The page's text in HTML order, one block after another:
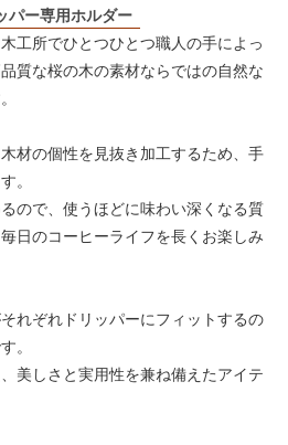
パー専用ホルダー
工所でひとつひとつ職人の手によっ
質な桜の木の素材ならではの自然な
材の個性を見抜き加工するため、手
。
ので、使うほどに味わい深くなる質
日のコーヒーライフを長くお楽しみ
れぞれドリッパーにフィットするの
。
美しさと実用性を兼ね備えたアイテ